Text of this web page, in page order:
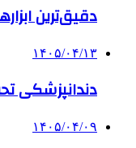
دقیق‌ترین
۱۴۰۵/۰۴/۱۳
دندانپزشکی
۱۴۰۵/۰۴/۰۹